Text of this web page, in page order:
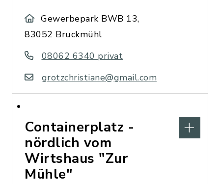
Gewerbepark BWB 13,
83052 Bruckmühl
08062 6340 privat
grotzchristiane@gmail.com
Containerplatz -
nördlich vom
Wirtshaus "Zur
Mühle"